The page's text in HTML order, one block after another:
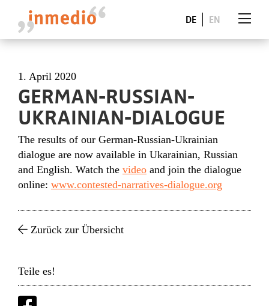
DE EN
1. April 2020
GERMAN-RUSSIAN-
UKRAINIAN-DIALOGUE
The results of our German-Russian-Ukrainian
dialogue are now available in Ukarainian, Russian
and English. Watch the video and join the dialogue
online: www.contested-narratives-dialogue.org
Zurück zur Übersicht
Teile es!